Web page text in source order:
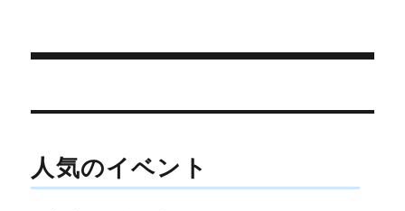
)
稿
ビ
人気のイベント